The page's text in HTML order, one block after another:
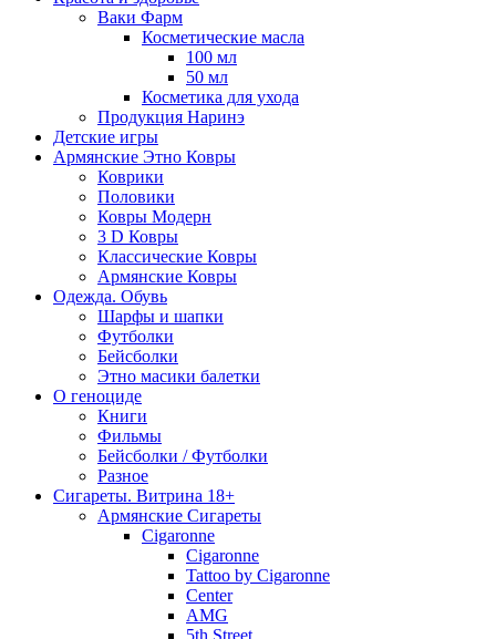
Ваки Фарм
Косметические масла
100 мл
50 мл
Косметика для ухода
Продукция Наринэ
Детские игры
Армянские Этно Ковры
Коврики
Половики
Ковры Модерн
3 D Ковры
Классические Ковры
Армянские Ковры
Одежда. Обувь
Шарфы и шапки
Футболки
Бейсболки
Этно масики балетки
О геноциде
Книги
Фильмы
Бейсболки / Футболки
Разное
Сигареты. Витрина 18+
Армянские Сигареты
Cigaronne
Cigaronne
Tattoo by Cigaronne
Center
AMG
5th Street